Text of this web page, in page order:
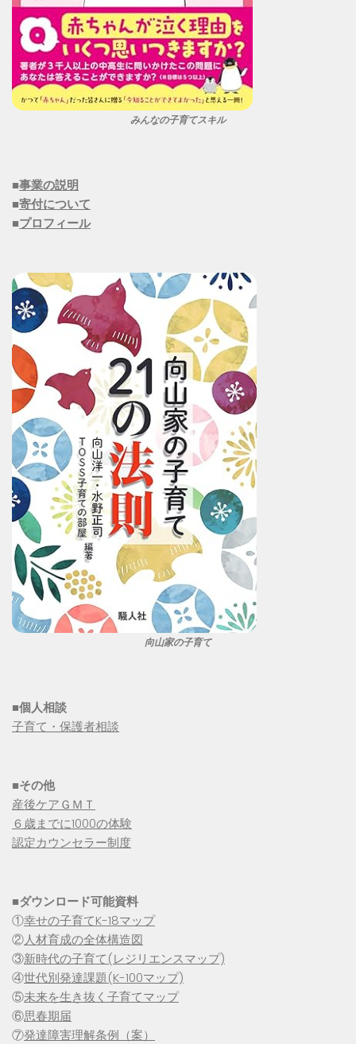
みんなの子育てスキル
■事業の説明
■寄付について
■プロフィール
向山家の子育て
■個人相談
子育て・保護者相談
■その他
産後ケアＧＭＴ
６歳までに1000の体験
認定カウンセラー制度
■ダウンロード可能資料
①幸せの子育てK-18マップ
②人材育成の全体構造図
③新時代の子育て(レジリエンスマップ)
④世代別発達課題(K-100マップ)
⑤未来を生き抜く子育てマップ
⑥思春期届
⑦発達障害理解条例（案）